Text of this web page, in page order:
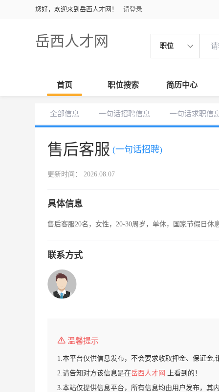
您好，欢迎来到岳西人才网！ 请登录
岳西人才网 职位
首页 职位搜索 简历中心
全部信息 一句话招聘信息 一句话求职信
售后客服 (一句话招聘)
更新时间： 2026.08.07
具体信息
售后客服20名，女性，20-30周岁，单休，国家节假日休
联系方式
温馨提示
1.本平台仅供信息发布，不会要求收取押金、保证金,
2.请告知对方该信息是在岳西人才网
上看到的！
3.本站仅提供信息平台，所有信息均由用户发布，其